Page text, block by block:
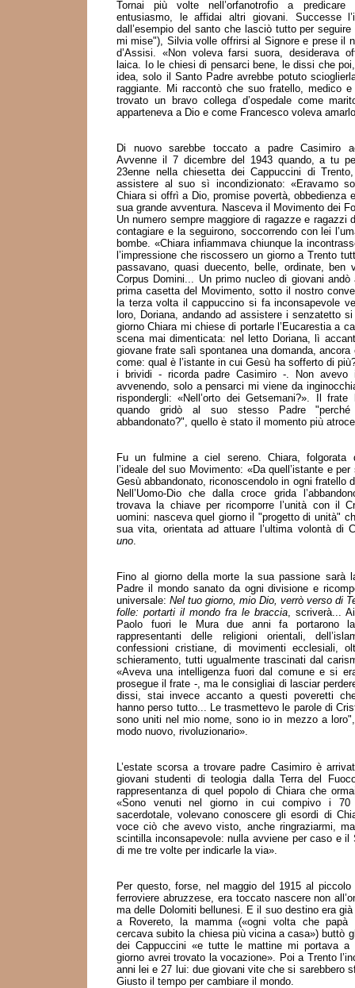
Tornai più volte nell’orfanotrofio a
entusiasmo, le affidai altri giovani. Successe
dall’esempio del santo che lasciò tutto per
mi mise"), Silvia volle offrirsi al Signore e prese il
d’Assisi. «Non voleva farsi suora, desiderava
laica. Io le chiesi di pensarci bene, le dissi che
idea, solo il Santo Padre avrebbe potuto
raggiante. Mi raccontò che suo fratello, medico
trovato un bravo collega d’ospedale come
apparteneva a Dio e come Francesco voleva
Di nuovo sarebbe toccato a padre Casimiro
Avvenne il 7 dicembre del 1943 quando, a tu
23enne nella chiesetta dei Cappuccini di
assistere al suo sì incondizionato: «Eravamo
Chiara si offrì a Dio, promise povertà, obbedienza
sua grande avventura. Nasceva il Movimento dei
Un numero sempre maggiore di ragazze e ragazzi
contagiare e la seguirono, soccorrendo con lei
bombe. «Chiara infiammava chiunque la
l’impressione che riscossero un giorno a Trento
passavano, quasi duecento, belle, ordinate, ben
Corpus Domini... Un primo nucleo di giovani
prima casetta del Movimento, sotto il nostro
la terza volta il cappuccino si fa inconsapevole
loro, Doriana, andando ad assistere i senzatetto
giorno Chiara mi chiese di portarle l’Eucarestia a
scena mai dimenticata: nel letto Doriana, lì
giovane frate salì spontanea una domanda,
come: qual è l’istante in cui Gesù ha sofferto di
i brividi - ricorda padre Casimiro -. Non avevo
avvenendo, solo a pensarci mi viene da
rispondergli: «Nell’orto dei Getsemani?». Il
quando gridò al suo stesso Padre
abbandonato?", quello è stato il momento più
Fu un fulmine a ciel sereno. Chiara, folgorata
l’ideale del suo Movimento: «Da quell’istante e
Gesù abbandonato, riconoscendolo in ogni fratello
Nell’Uomo-Dio che dalla croce grida
trovava la chiave per ricomporre l’unità con il
uomini: nasceva quel giorno il "progetto di unità"
sua vita, orientata ad attuare l’ultima volontà di
uno.
Fino al giorno della morte la sua passione sarà
Padre il mondo sanato da ogni divisione e
universale: Nel tuo giorno, mio Dio, verrò verso di
folle: portarti il mondo fra le braccia, scriverà...
Paolo fuori le Mura due anni fa portarono
rappresentanti delle religioni orientali,
confessioni cristiane, di movimenti ecclesiali,
schieramento, tutti ugualmente trascinati dal
«Aveva una intelligenza fuori dal comune e si
prosegue il frate -, ma le consigliai di lasciar
dissi, stai invece accanto a questi poveretti
hanno perso tutto... Le trasmettevo le parole di
sono uniti nel mio nome, sono io in mezzo a
modo nuovo, rivoluzionario».
L’estate scorsa a trovare padre Casimiro è
giovani studenti di teologia dalla Terra del
rappresentanza di quel popolo di Chiara che
«Sono venuti nel giorno in cui compivo i 70
sacerdotale, volevano conoscere gli esordi di
voce ciò che avevo visto, anche ringraziarmi,
scintilla inconsapevole: nulla avviene per caso e il
di me tre volte per indicarle la via».
Per questo, forse, nel maggio del 1915 al
ferroviere abruzzese, era toccato nascere non
ma delle Dolomiti bellunesi. E il suo destino era
a Rovereto, la mamma («ogni volta che papà
cercava subito la chiesa più vicina a casa») buttò
dei Cappuccini «e tutte le mattine mi portava a
giorno avrei trovato la vocazione». Poi a Trento
anni lei e 27 lui: due giovani vite che si sarebbero
Giusto il tempo per cambiare il mondo.